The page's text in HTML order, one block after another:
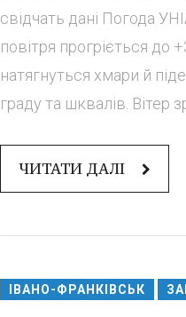
свідчать дані Погода
повітря прогріється до
натягнуться хмари й
граду та шквалів. Вітер
ЧИТАТИ ДАЛІ
ІВАНО-ФРАНКІВСЬК